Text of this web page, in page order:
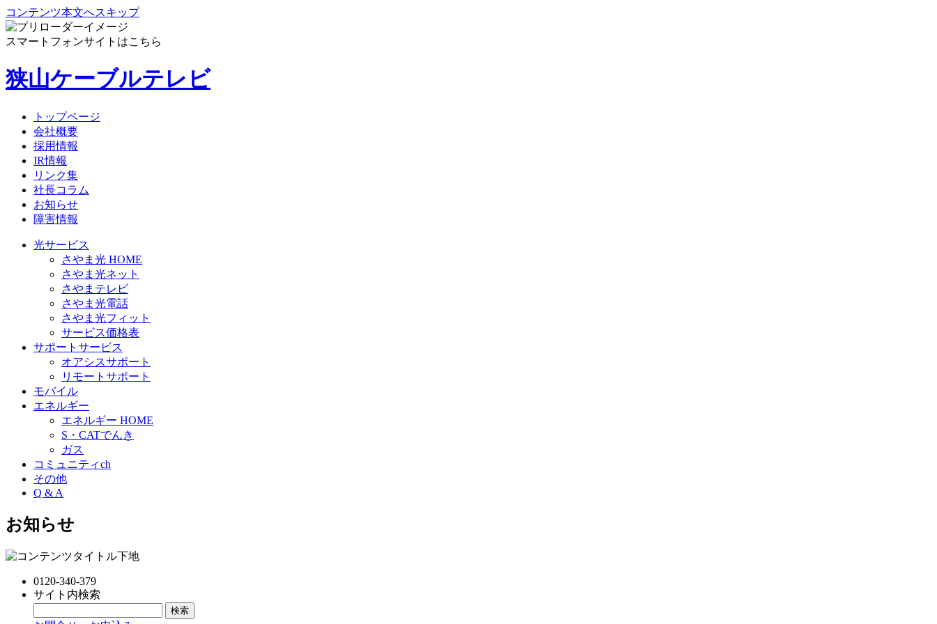
コンテンツ本文へスキップ
スマートフォンサイトはこちら
狭山ケーブルテレビ
トップページ
会社概要
採用情報
IR情報
リンク集
社長コラム
お知らせ
障害情報
光サービス
さやま光 HOME
さやま光ネット
さやまテレビ
さやま光電話
さやま光フィット
サービス価格表
サポートサービス
オアシスサポート
リモートサポート
モバイル
エネルギー
エネルギー HOME
S・CATでんき
ガス
コミュニティch
その他
Q & A
お知らせ
0120-340-379
サイト内検索